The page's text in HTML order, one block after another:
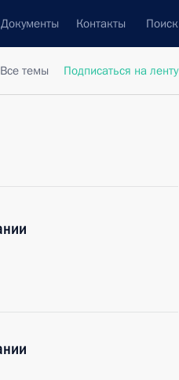
Документы Контакты Поиск
Все темы Подписаться на ленту